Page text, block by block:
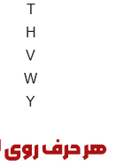
T
H
V
W
Y